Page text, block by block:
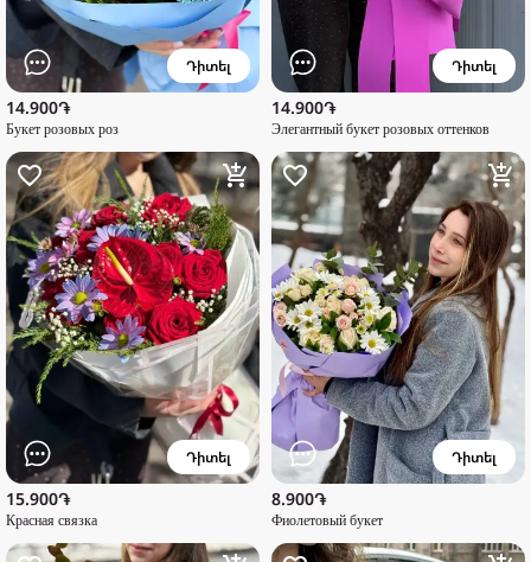
Դիտել
14.900֏
Букет розовых роз
Դիտել
14.900֏
Элегантный букет розовых оттенков
Դիտել
15.900֏
Красная связка
Դիտել
8.900֏
Фиолетовый букет